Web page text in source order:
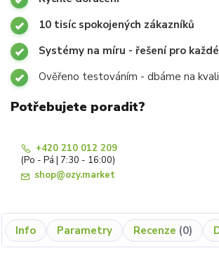
10 tisíc spokojených zákazníků
Systémy na míru - řešení pro
Ověřeno testováním - dbáme na
Potřebujete poradit?
+420 210 012 209
(Po - Pá | 7:30 - 16:00)
shop@ozy.market
Info Parametry Recenze 0